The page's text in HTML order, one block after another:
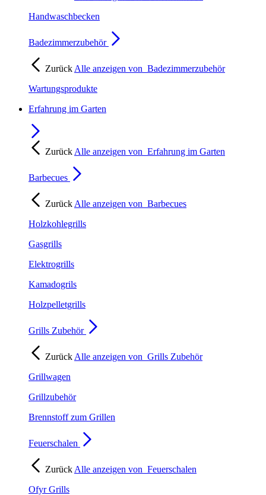
Handwaschbecken
Badezimmerzubehör
Zurück Alle anzeigen von Badezimmerzubehör
Wartungsprodukte
Erfahrung im Garten
Zurück Alle anzeigen von Erfahrung im Garten
Barbecues
Zurück Alle anzeigen von Barbecues
Holzkohlegrills
Gasgrills
Elektrogrills
Kamadogrils
Holzpelletgrills
Grills Zubehör
Zurück Alle anzeigen von Grills Zubehör
Grillwagen
Grillzubehör
Brennstoff zum Grillen
Feuerschalen
Zurück Alle anzeigen von Feuerschalen
Ofyr Grills